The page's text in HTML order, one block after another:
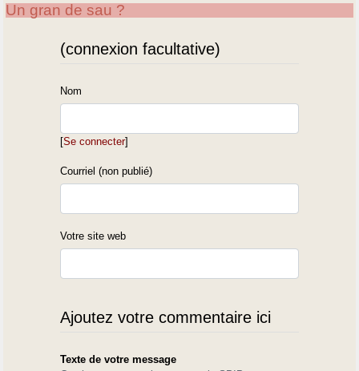
Un gran de sau ?
(connexion facultative)
Nom
[Se connecter]
Courriel (non publié)
Votre site web
Ajoutez votre commentaire ici
Texte de votre message